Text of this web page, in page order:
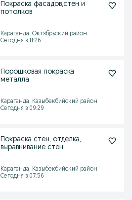
Покраска фасадов,стен и
потолков
Караганда, Октябрьский район
Сегодня в 11:26
Порошковая покраска
металла
Караганда, Казыбекбийский район
Сегодня в 09:29
Покраска стен, отделка,
выравнивание стен
Караганда, Казыбекбийский район
Сегодня в 07:56